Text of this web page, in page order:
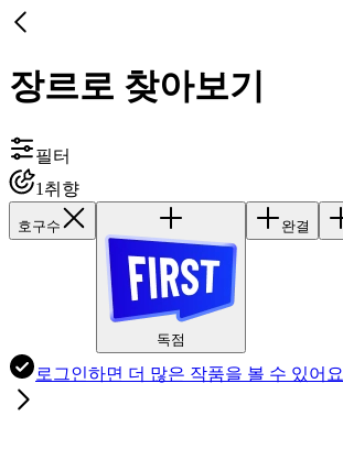
장르로 찾아보기
필터
1 취향
호구수
독점
완결
로그인하면 더 많은 작품을 볼 수 있어요